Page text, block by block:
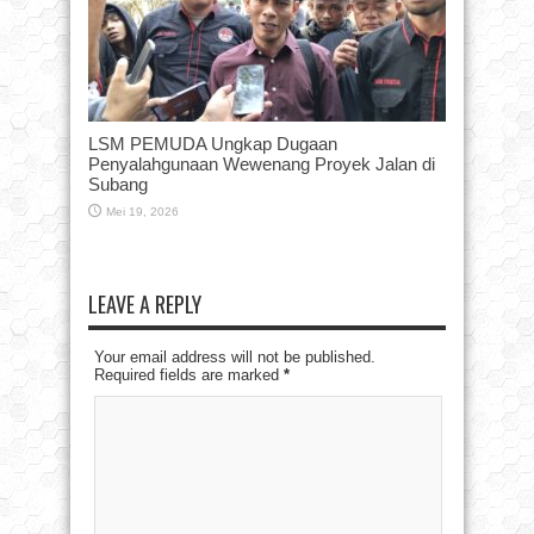
LSM PEMUDA Ungkap Dugaan
Penyalahgunaan Wewenang Proyek Jalan di
Subang
Mei 19, 2026
LEAVE A REPLY
Your email address will not be published.
Required fields are marked *